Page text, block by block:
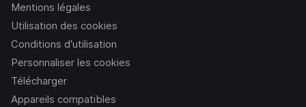
Mentions légales
Utilisation des cookies
Conditions d’utilisation
Personnaliser les cookies
Télécharger
Appareils compatibles